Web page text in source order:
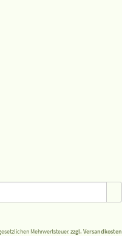
Mehrwertsteuer.zzgl. Versandkosten